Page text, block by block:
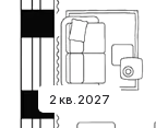
2 кв. 2027